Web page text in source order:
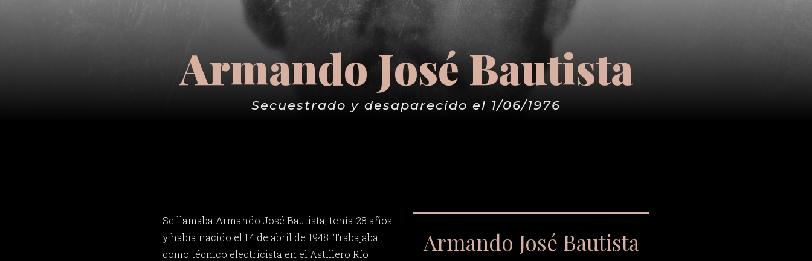
Armando José Bautista
Secuestrado y desaparecido el 1/06/1976
Se llamaba Armando José Bautista, tenía 28 años
y había nacido el 14 de abril de 1948. Trabajaba
como técnico electricista en el Astillero Río
Armando José Bautista